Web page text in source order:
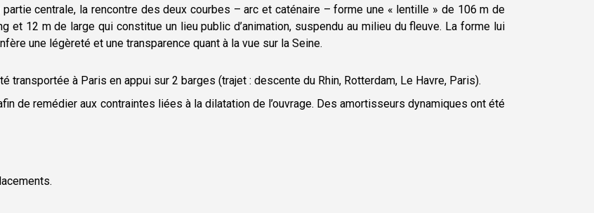
partie centrale, la rencontre des deux courbes – arc et caténaire – forme une « lentille » de 106 m de
et 12 m de large qui constitue un lieu public d’animation, suspendu au milieu du fleuve. La forme lui
une légèreté et une transparence quant à la vue sur la Seine.
transportée à Paris en appui sur 2 barges (trajet : descente du Rhin, Rotterdam, Le Havre, Paris).
de remédier aux contraintes liées à la dilatation de l’ouvrage. Des amortisseurs dynamiques ont été